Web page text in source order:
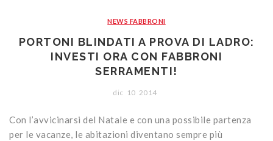
NEWS FABBRONI
PORTONI BLINDATI A PROVA DI LADRO:
INVESTI ORA CON FABBRONI
SERRAMENTI!
dic 10 2014
Con l’avvicinarsi del Natale e con una possibile partenza
per le vacanze, le abitazioni diventano sempre più